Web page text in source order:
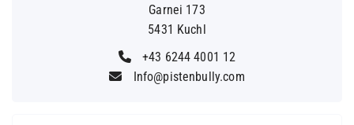
Garnei 173
5431 Kuchl
+43 6244 4001 12
Info@pistenbully.com